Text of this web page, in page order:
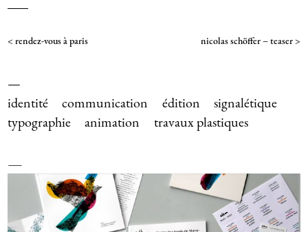
rendez-vous à paris nicolas schöffer – teaser
identité communication édition
signalétique
typographie
animation travaux plastiques